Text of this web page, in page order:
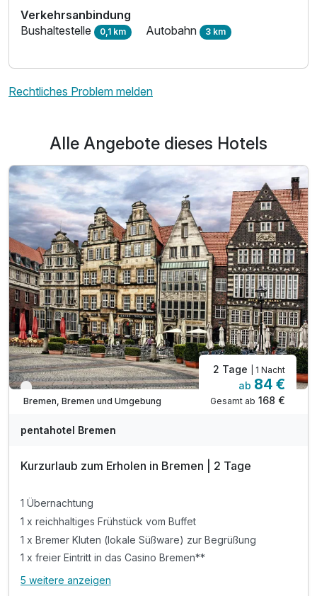
Zusatznächte
Für 3 Tage p.P. ab99,00 €
Doppelzimmer zur Einzelnutzung
1 Erwachsenen und 1 Kind
Ausstattung
Zusatznächte
Für 3 Tage p.P. ab148,00 €
Familienzimmer
2 Erwachsene und 1 Kind
Für 3 Tage
Verkehrsanbindung
Bushaltestelle 0,1 km Autobahn 3 km
Rechtliches Problem melden
Alle Angebote dieses Hotels
Verfügbar bis Dezember
Bremen, Bremen und Umgebung
2 Tage | 1 Nacht
ab 84 €
Gesamt ab 168 €
pentahotel Bremen
Kurzurlaub zum Erholen in Bremen | 2 Tage
1 Übernachtung
1 x reichhaltiges Frühstück vom Buffet
1 x Bremer Kluten (lokale Süßware) zur Begrüßung
1 x freier Eintritt in das Casino Bremen**
Alle Inklusivleistungen
5 weitere anzeigen